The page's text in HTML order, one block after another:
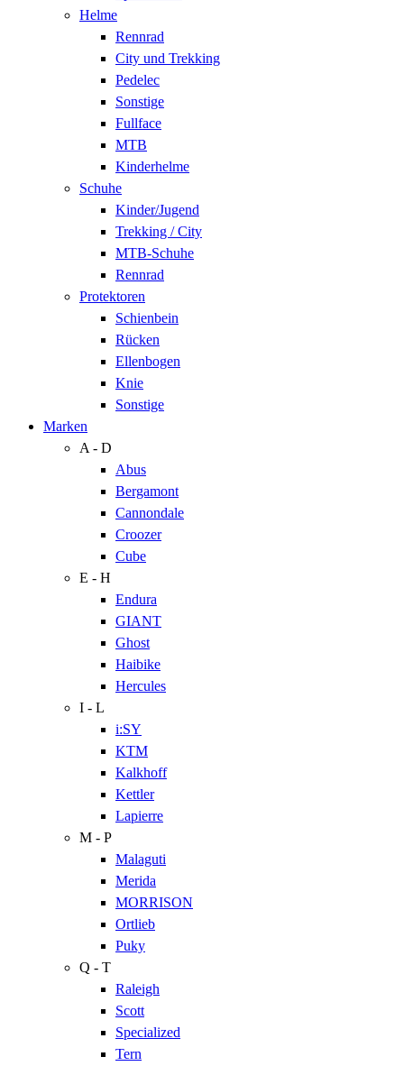
Helme
Rennrad
City und Trekking
Pedelec
Sonstige
Fullface
MTB
Kinderhelme
Schuhe
Kinder/Jugend
Trekking / City
MTB-Schuhe
Rennrad
Protektoren
Schienbein
Rücken
Ellenbogen
Knie
Sonstige
Marken
A - D
Abus
Bergamont
Cannondale
Croozer
Cube
E - H
Endura
GIANT
Ghost
Haibike
Hercules
I - L
i:SY
KTM
Kalkhoff
Kettler
Lapierre
M - P
Malaguti
Merida
MORRISON
Ortlieb
Puky
Q - T
Raleigh
Scott
Specialized
Tern